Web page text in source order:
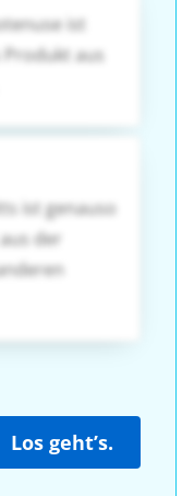
ist
aus
ist genauso
der
Los geht’s.